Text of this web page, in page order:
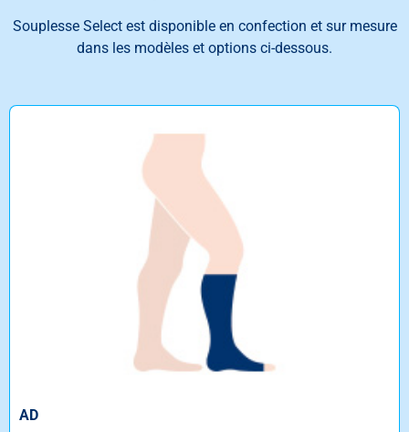
Souplesse Select est disponible en confection et sur mesure
dans les modèles et options ci-dessous.
AD